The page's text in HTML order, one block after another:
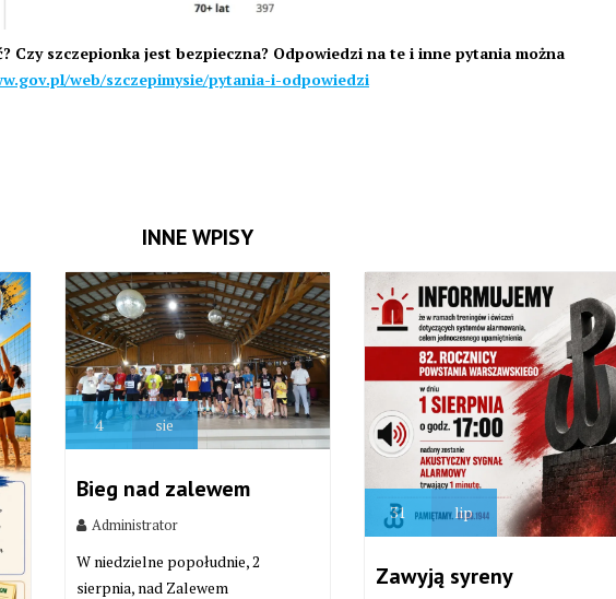
Czy szczepionka jest bezpieczna? Odpowiedzi na te i inne pytania można
web/szczepimysie/pytania-i-odpowiedzi
INNE WPISY
4 sie
Bieg nad zalewem
Administrator
W niedzielne popołudnie, 2
sierpnia, nad Zalewem
31 lip
Zawyją syreny